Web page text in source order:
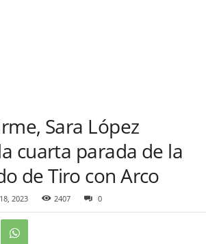
Sara López
cuarta parada de la
de Tiro con Arco
2023 2407 0